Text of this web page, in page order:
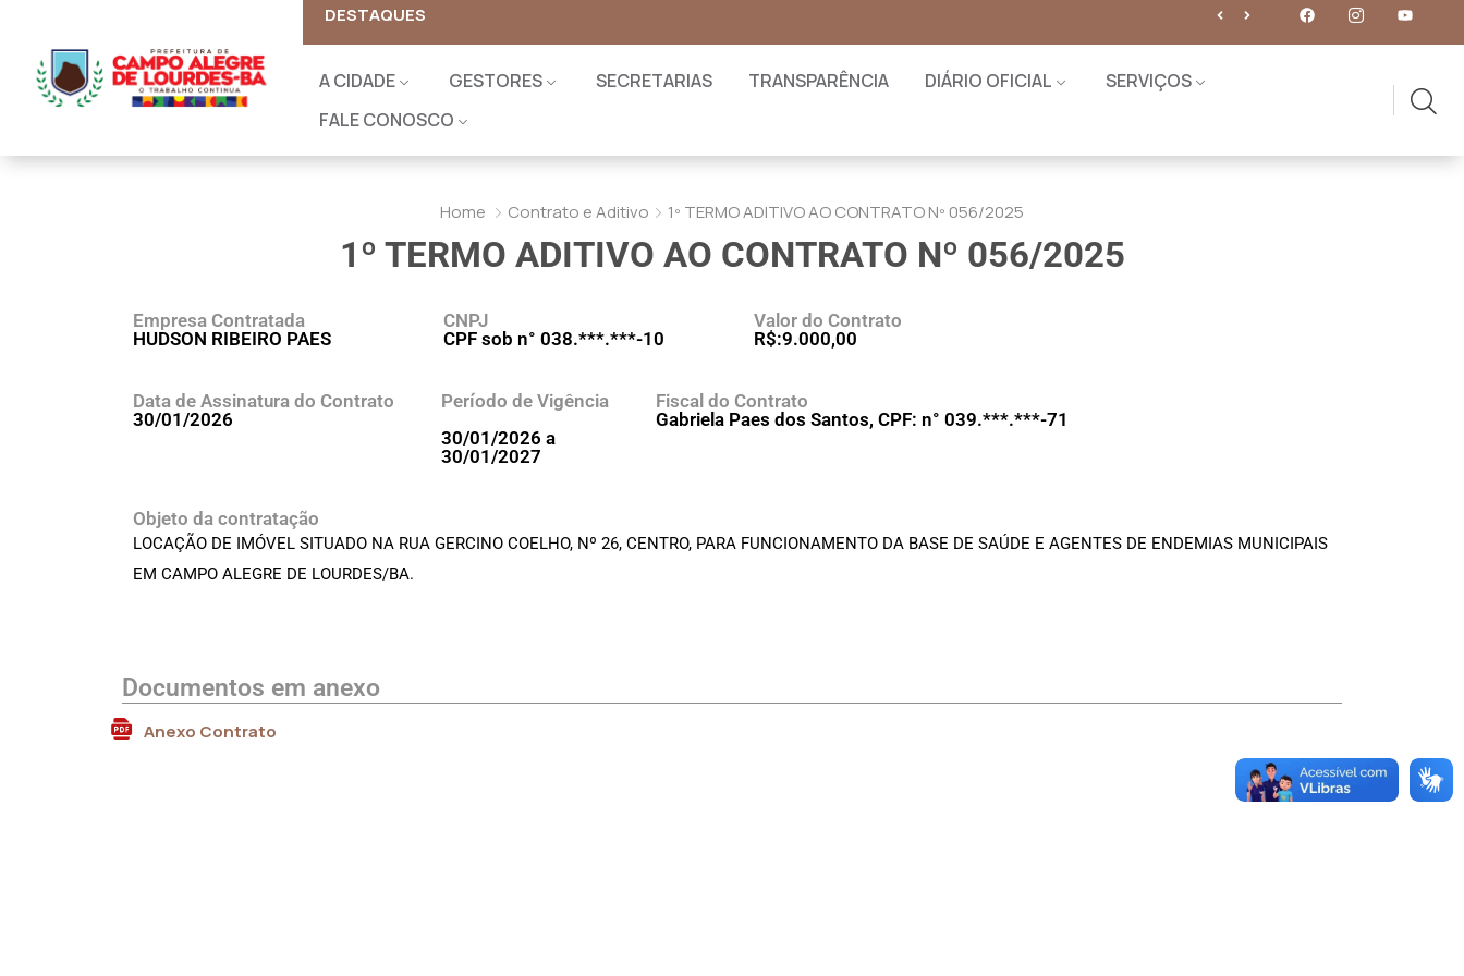
DESTAQUES
A CIDADE GESTORES SECRETARIAS TRANSPARÊNCIA DIÁRIO OFICIAL
SERVIÇOS
FALE CONOSCO
Home Contrato e Aditivo 1º TERMO ADITIVO AO CONTRATO Nº 056/2025
1º TERMO ADITIVO AO CONTRATO Nº 056/2025
Empresa Contratada
HUDSON RIBEIRO PAES
CNPJ
CPF sob n° 038.***.***-10
Valor do Contrato
R$:9.000,00
Data de Assinatura do Contrato
30/01/2026
Período de Vigência
30/01/2026 a
30/01/2027
Fiscal do Contrato
Gabriela Paes dos Santos, CPF: n° 039.***.***-71
Objeto da contratação
LOCAÇÃO DE IMÓVEL SITUADO NA RUA GERCINO COELHO, Nº 26, CENTRO, PARA FUNCIONAMENTO DA BASE DE SAÚDE E AGENTES DE ENDEMIAS MUNICIPAIS
EM CAMPO ALEGRE DE LOURDES/BA.
Documentos em anexo
Anexo Contrato